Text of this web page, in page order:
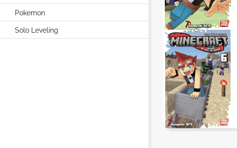
Pokemon
Solo Leveling